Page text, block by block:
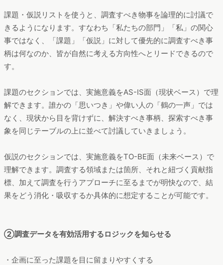
課題・仮説リストを使うと、調査すべき物事を論理的に討議で
きるようになります。すなわち「私たちの部門」「私」の関心
事ではなく、「課題」「仮説」に対して優先的に調査すべき事
柄は何なのか、皆が自然に考える方向性へとリードできるので
す。
課題のセクションでは、実施意義をAS-IS面（現状ベース）で理
解できます。誰かの「思いつき」や偉い人の「鶴の一声」では
なく、現状から目を背けずに、解決すべき事柄、探索すべき事
象を同じテーブルの上に並べて討議していきましょう。
仮説のセクションでは、実施意義をTO-BE面（未来ベース）で
理解できます。調査する領域または箇所、それと紐づく貢献指
標、加えて調査を行うアプローチに至るまでが明快なので、結
果をどう消化・吸収するか具体的に想定することが可能です。
②調査データを有効活用するロジックを知らせる
・企画に至った課題を目に留まりやすくする